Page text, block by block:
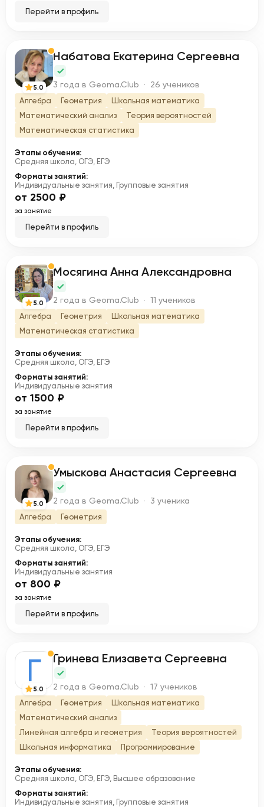
Перейти в профиль
Н
5.0
Набатова Екатерина Сергеевна
3 года в Geoma.Club · 26 учеников
Алгебра Геометрия
Школьная математика
Математический анализ
Теория вероятностей
Математическая статистика
Этапы обучения:
Средняя школа, ОГЭ, ЕГЭ
Форматы занятий:
Индивидуальные занятия, Групповые занятия
от 2500 ₽
за занятие
Перейти в профиль
М
5.0
Мосягина Анна Александровна
2 года в Geoma.Club · 11 учеников
Алгебра Геометрия
Школьная математика
Математическая статистика
Этапы обучения:
Средняя школа, ОГЭ, ЕГЭ
Форматы занятий:
Индивидуальные занятия
от 1500 ₽
за занятие
Перейти в профиль
У
5.0
Умыскова Анастасия Сергеевна
2 года в Geoma.Club · 3 ученика
Алгебра Геометрия
Этапы обучения:
Средняя школа, ОГЭ, ЕГЭ
Форматы занятий:
Индивидуальные занятия
от 800 ₽
за занятие
Перейти в профиль
Г
5.0
Гринева Елизавета Сергеевна
2 года в Geoma.Club · 17 учеников
Алгебра Геометрия
Школьная математика
Математический анализ
Линейная алгебра и геометрия
Теория вероятностей
Школьная информатика
Программирование
Этапы обучения:
Средняя школа, ОГЭ, ЕГЭ, Высшее образование
Форматы занятий:
Индивидуальные занятия, Групповые занятия